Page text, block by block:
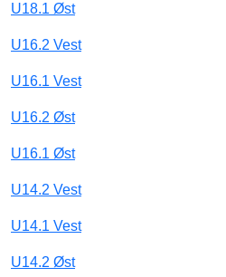
U18.1 Øst
U16.2 Vest
U16.1 Vest
U16.2 Øst
U16.1 Øst
U14.2 Vest
U14.1 Vest
U14.2 Øst